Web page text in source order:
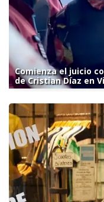
Comienza el juicio
de Cristian Díaz en